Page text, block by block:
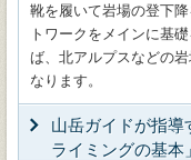
靴を履いて岩場の登下
トワークをメインに基
ば、北アルプスなどの
なります。
山岳ガイドが指導
ライミングの基本